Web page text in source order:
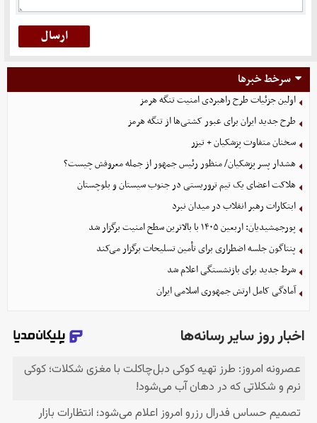
سرخط خبرها
اولین جزئیات طرح راهبردی امنیت تنگه هرمز
طرح جدید ایران برای عبور کشتی‌ها از تنگه هرمز
سخنان متفاوت پزشکیان + تیزر
هشدار پسر پزشکیان/ منظور رئیس جمهور از جمله معروفش چیست؟
هلاکت اعضای یک تیم تروریستی در جنوب سیستان و بلوچستان
ابتکارات رهبر انقلاب در میدان نبرد
پورجمشیدیان: اربعین ۱۴۰۵ با بالاترین سطح امنیت برگزار شد
پنتاگون جلسه اضطراری برای تأمین تسلیحات برگزار می‌کند
شرط جدید برای بازنشستگی اعلام شد
آمادگی کامل ارتش جمهوری اسلامی ایران